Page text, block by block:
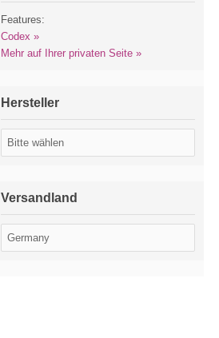
Features:
Codex »
Mehr auf Ihrer privaten Seite »
Hersteller
Versandland